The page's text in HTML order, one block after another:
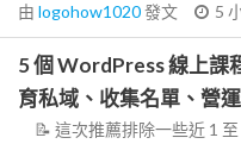
由 logohow1020發文 5
5 個 WordPress 線上課
育私域、收集名單、營
📝 這次推薦排除一些近 1